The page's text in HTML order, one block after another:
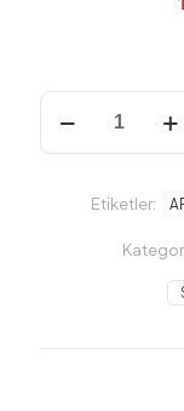
ARTEMA
A45707STA
RAIN
BAŞLIĞI
Etiketler: